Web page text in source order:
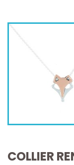
COLLIER